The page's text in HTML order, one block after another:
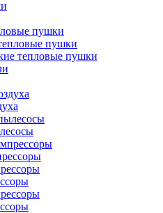
пушки
пушки
тепловые пушки